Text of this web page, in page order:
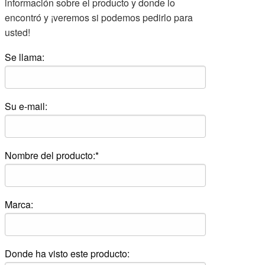
encontró y ¡veremos si podemos pedirlo para
usted!
Se llama:
Su e-mail:
Nombre del producto:*
Marca:
Donde ha visto este producto: